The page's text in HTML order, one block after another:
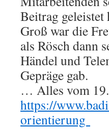
Beitrag geleistet
Groß war die
als Rösch dann
Händel und
Gepräge gab.
… Alles vom
https://
orientierung